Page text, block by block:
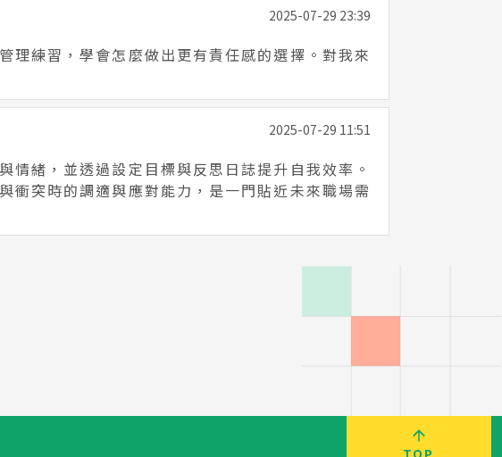
2025-07-29 23:39
理練習，學會怎麼做出更有責任感的選擇。對我來
2025-07-29 11:51
緒，並透過設定目標與反思日誌提升自我效率。
衝突時的調適與應對能力，是一門貼近未來職場需
TOP